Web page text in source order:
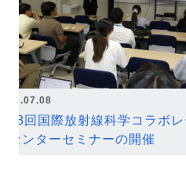
2026.07.08
第18回国際放射線科学コラボレ
ンセンターセミナーの開催